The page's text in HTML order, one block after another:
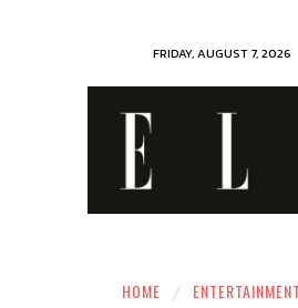
FRIDAY, AUGUST 7, 2026
HOME ENTERTAINMENT